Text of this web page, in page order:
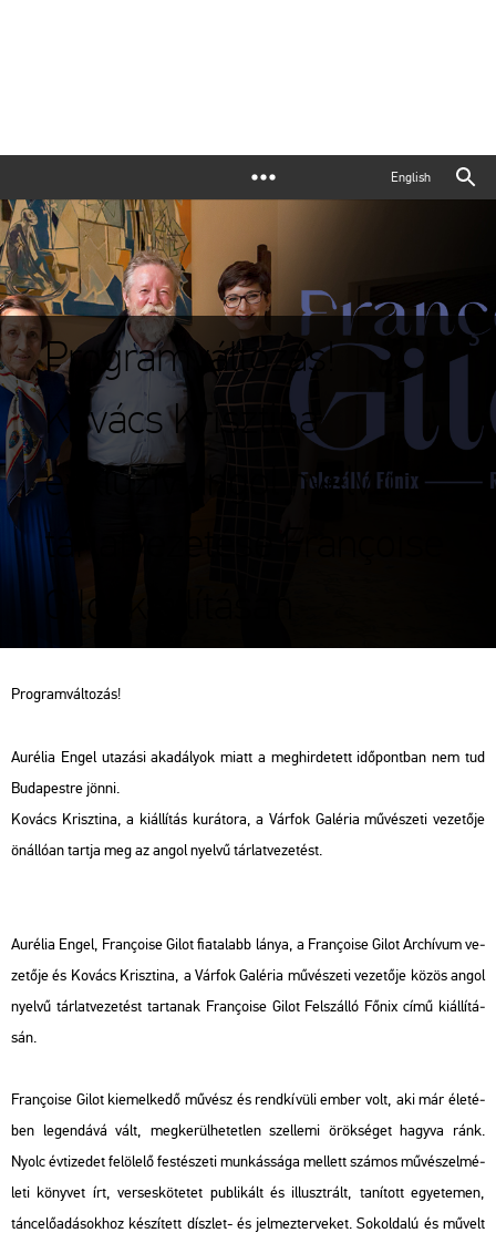
English
Programváltozás!
Kovács Krisztina
exkluzív angol nyelvű
tárlatvezetése Françoise
Gilot kiállításán
Prog­ram­vál­to­zás!
Au­ré­lia Engel uta­zá­si aka­dá­lyok miatt a meg­hir­de­tett idő­pont­ban nem tud
Bu­da­pest­re jönni.
Ko­vács Krisz­ti­na, a ki­ál­lí­tás ku­rá­to­ra, a Vár­fok Ga­lé­ria mű­vé­sze­ti ve­ze­tő­je
ön­ál­ló­an tart­ja meg az angol nyel­vű tár­lat­ve­ze­tést.
Au­ré­lia Engel, Françoise Gilot fi­a­ta­labb lánya, a Françoise Gilot Ar­chí­vum ve­
ze­tő­je és Ko­vács Krisz­ti­na, a Vár­fok Ga­lé­ria mű­vé­sze­ti ve­ze­tő­je közös angol
nyel­vű tár­lat­ve­ze­tést tar­ta­nak Françoise Gilot Fel­szál­ló Főnix című ki­ál­lí­tá­
sán.
Françoise Gilot ki­emel­ke­dő mű­vész és rend­kí­vü­li ember volt, aki már éle­té­
ben le­gen­dá­vá vált, meg­ke­rül­he­tet­len szel­le­mi örök­sé­get hagy­va ránk.
Nyolc év­ti­ze­det fel­öle­lő fes­té­sze­ti mun­kás­sá­ga mel­lett szá­mos mű­vész­el­mé­
le­ti köny­vet írt, ver­ses­kö­te­tet pub­li­kált és il­luszt­rált, ta­ní­tott egye­te­men,
tánc­elő­adá­sok­hoz ké­szí­tett dísz­let- és jel­mez­ter­ve­ket. Sok­ol­da­lú és mű­velt